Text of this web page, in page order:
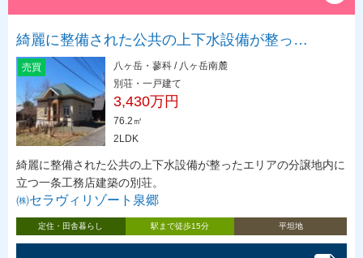
綺麗に整備された公共の上下水設備が整っ…
売買
八ヶ岳・蓼科 / 八ヶ岳南麓
別荘・一戸建て
3,430万円
76.2㎡
2LDK
綺麗に整備された公共の上下水設備が整ったエリアの分譲地内に
立つ一条工務店建築の別荘。
㈱セラヴィリゾート泉郷
定住・田舎暮らし 駅まで徒歩15分 平坦地